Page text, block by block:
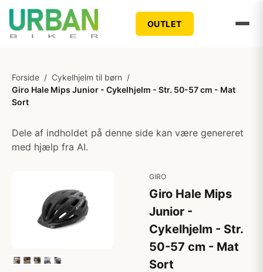
OUTLET
Forside / Cykelhjelm til børn /
Giro Hale Mips Junior - Cykelhjelm - Str. 50-57 cm - Mat
Sort
Dele af indholdet på denne side kan være genereret
med hjælp fra AI.
GIRO
Giro Hale Mips
Junior -
Cykelhjelm - Str.
50-57 cm - Mat
Sort